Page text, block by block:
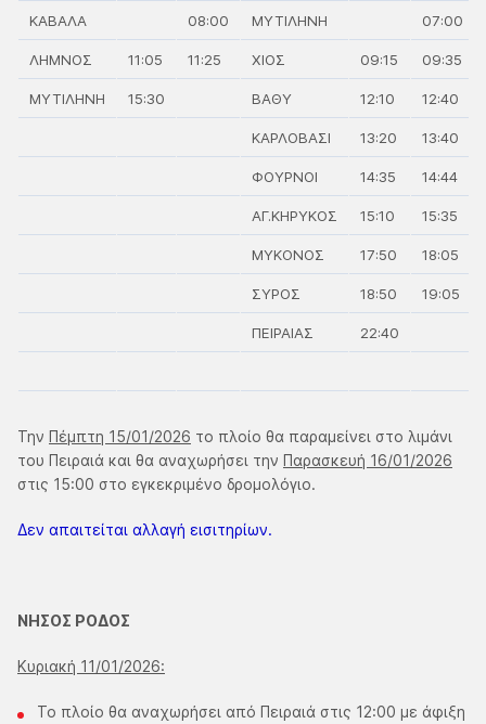
ΚΑΒΑΛΑ 08:00 ΜΥΤΙΛΗΝΗ 07:00
ΛΗΜΝΟΣ 11:05 11:25 ΧΙΟΣ 09:15 09:35
ΜΥΤΙΛΗΝΗ 15:30 ΒΑΘΥ 12:10 12:40
ΚΑΡΛΟΒΑΣΙ 13:20 13:40
ΦΟΥΡΝΟΙ 14:35 14:44
ΑΓ.ΚΗΡΥΚΟΣ 15:10 15:35
ΜΥΚΟΝΟΣ 17:50 18:05
ΣΥΡΟΣ 18:50 19:05
ΠΕΙΡΑΙΑΣ 22:40
Την Πέμπτη 15/01/2026 το πλοίο θα παραμείνει στο λιμάνι
του Πειραιά και θα αναχωρήσει την Παρασκευή 16/01/2026
στις 15:00 στο εγκεκριμένο δρομολόγιο.
Δεν απαιτείται αλλαγή εισιτηρίων.
ΝΗΣΟΣ ΡΟΔΟΣ
Κυριακή 11/01/2026:
Το πλοίο θα αναχωρήσει από Πειραιά στις 12:00 με άφιξη